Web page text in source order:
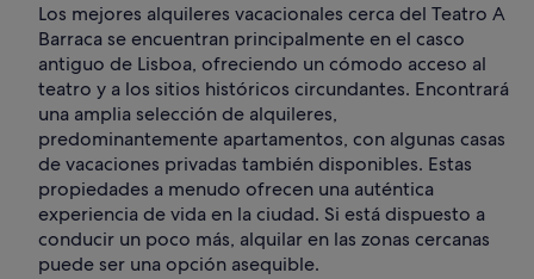
Los mejores alquileres vacacionales cerca del Teatro A
Barraca se encuentran principalmente en el casco
antiguo de Lisboa, ofreciendo un cómodo acceso al
teatro y a los sitios históricos circundantes. Encontrará
una amplia selección de alquileres,
predominantemente apartamentos, con algunas casas
de vacaciones privadas también disponibles. Estas
propiedades a menudo ofrecen una auténtica
experiencia de vida en la ciudad. Si está dispuesto a
conducir un poco más, alquilar en las zonas cercanas
puede ser una opción asequible.